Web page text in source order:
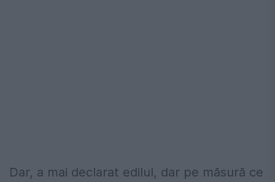
Dar, a mai declarat edilul, dar pe măsură ce